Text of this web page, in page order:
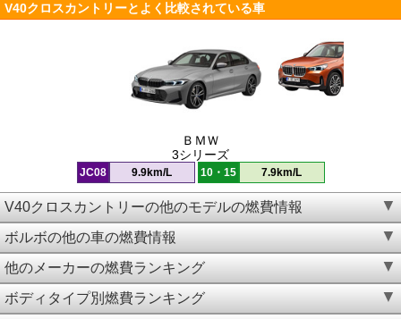
V40クロスカントリーとよく比較されている車
ＢＭＷ
3シリーズ
JC08 9.9km/L 10・15 7.9km/L
V40クロスカントリーの他のモデルの燃費情報
ボルボの他の車の燃費情報
他のメーカーの燃費ランキング
ボディタイプ別燃費ランキング